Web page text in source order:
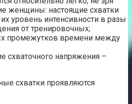
женщины: настоящие схватки
уровень интенсивности в разы
от тренировочных;
промежутков времени между
схваточного напряжения –
схватки проявляются